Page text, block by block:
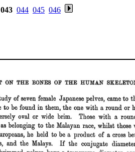
043 044 045 046